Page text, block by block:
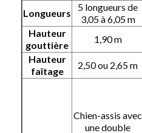
Longueurs
5 longueurs de
3,05 à 6,05 m
Hauteur
gouttière
1,90 m
Hauteur
faîtage
2,50 ou 2,65 m
Chien-assis avec
une double